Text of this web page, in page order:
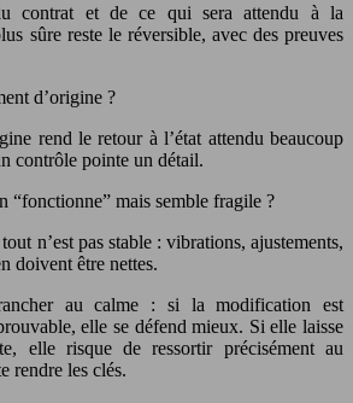
contrat et de ce qui sera attendu à la
sûre reste le réversible, avec des preuves
d’origine ?
rend le retour à l’état attendu beaucoup
contrôle pointe un détail.
“fonctionne” mais semble fragile ?
n’est pas stable : vibrations, ajustements,
doivent être nettes.
au calme : si la modification est
elle se défend mieux. Si elle laisse
elle risque de ressortir précisément au
rendre les clés.